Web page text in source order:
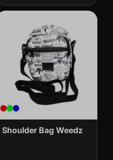
Shoulder Bag Weedz